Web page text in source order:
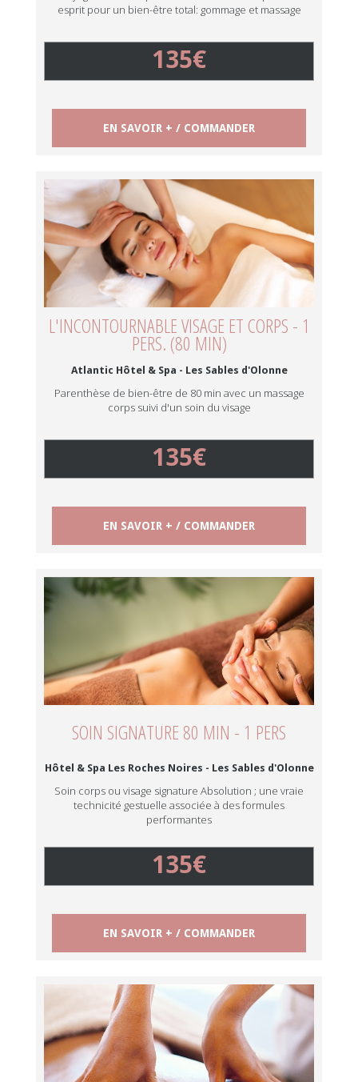
esprit pour un bien-être total: gommage et massage
135€
EN SAVOIR + / COMMANDER
L'INCONTOURNABLE VISAGE ET CORPS - 1
PERS. (80 MIN)
Atlantic Hôtel & Spa - Les Sables d'Olonne
Parenthèse de bien-être de 80 min avec un massage
corps suivi d'un soin du visage
135€
EN SAVOIR + / COMMANDER
SOIN SIGNATURE 80 MIN - 1 PERS
Hôtel & Spa Les Roches Noires - Les Sables d'Olonne
Soin corps ou visage signature Absolution ; une vraie
technicité gestuelle associée à des formules
performantes
135€
EN SAVOIR + / COMMANDER